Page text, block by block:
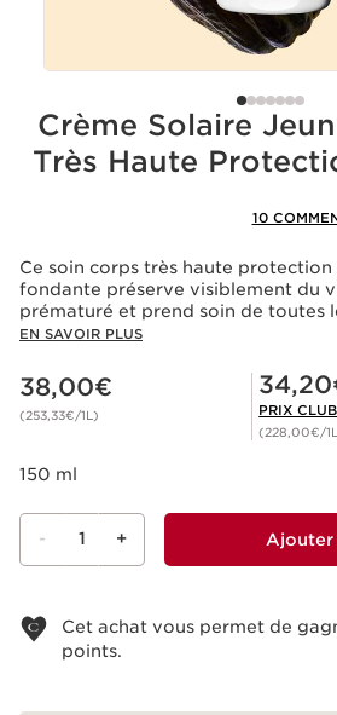
Crème Solaire
Très Haute
10
Ce soin corps très haute
fondante préserve visiblement du
prématuré et prend soin de toutes
EN SAVOIR PLUS
Nouveau prix 38,00€
38,00€
(253,33€/1L)
Prix Club Clarins
PRIX
(228,00€/
150 ml
- 1 + Ajouter
Cet achat vous permet de
points.